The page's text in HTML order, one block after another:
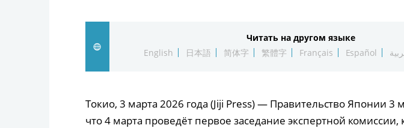
Читать на другом языке
English
日本語 简体字 繁體字 Français Español
Токио, 3 марта 2026 года (Jiji Press) — Правительство Японии 3
что 4 марта проведёт первое заседание экспертной комиссии,